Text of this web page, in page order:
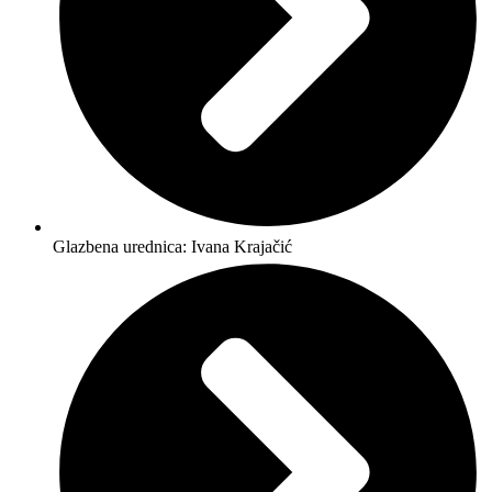
Glazbena urednica: Ivana Krajačić